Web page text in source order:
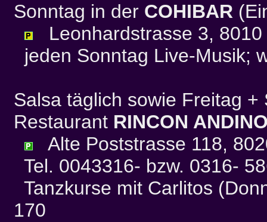
Sonntag in der COHIBAR
Leonhardstrasse 3,
jeden Sonntag Live-Musik;
Salsa täglich sowie Freitag
Restaurant RINCON
Alte Poststrasse 118,
Tel. 0043316- bzw. 0316-
Tanzkurse mit Carlitos
170